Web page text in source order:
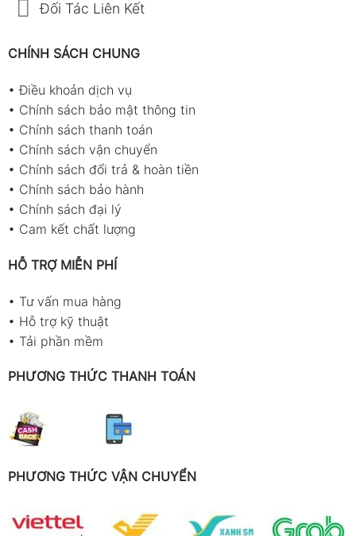
Đối Tác Liên Kết
CHÍNH SÁCH CHUNG
•Điều khoản dịch vụ
• Chính sách bảo mật thông tin
• Chính sách thanh toán
• Chính sách vận chuyển
• Chính sách đổi trả & hoàn tiền
• Chính sách bảo hành
• Chính sách đại lý
• Cam kết chất lượng
HỖ TRỢ MIỄN PHÍ
• Tư vấn mua hàng
• Hỗ trợ kỹ thuật
• Tải phần mềm
PHƯƠNG THỨC THANH TOÁN
PHƯƠNG THỨC VẬN CHUYỂN